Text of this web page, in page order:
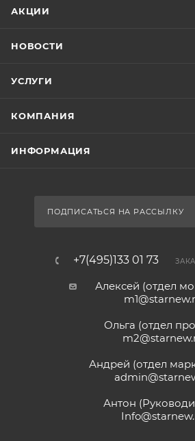
АКЦИИ
НОВОСТИ
УСЛУГИ
КОМПАНИЯ
ИНФОРМАЦИЯ
ПОДПИСАТЬСЯ НА РАССЫЛКУ
+7(495)133 01 73
Алексей (отдел
Ольга (отдел
Андрей (отдел
Антон